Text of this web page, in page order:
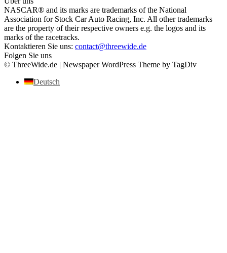
NASCAR® and its marks are trademarks of the National
Association for Stock Car Auto Racing, Inc. All other trademarks
are the property of their respective owners e.g. the logos and its
marks of the racetracks.
Kontaktieren Sie uns: contact@threewide.de
Folgen Sie uns
© ThreeWide.de | Newspaper WordPress Theme by TagDiv
Deutsch